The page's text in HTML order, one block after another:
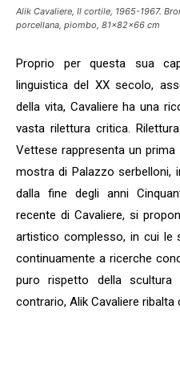
Alik Cavaliere, Il cortile, 1965-1967.
porcellana, piombo, 81x82x66 cm
Proprio per questa sua
linguistica del XX secolo,
della vita, Cavaliere ha una
vasta rilettura critica.
Vettese rappresenta un
mostra di Palazzo
dalla fine degli anni
recente di Cavaliere, si
artistico complesso, in cui le
continuamente a ricerche
puro rispetto della scultura
contrario, Alik Cavaliere ribalta